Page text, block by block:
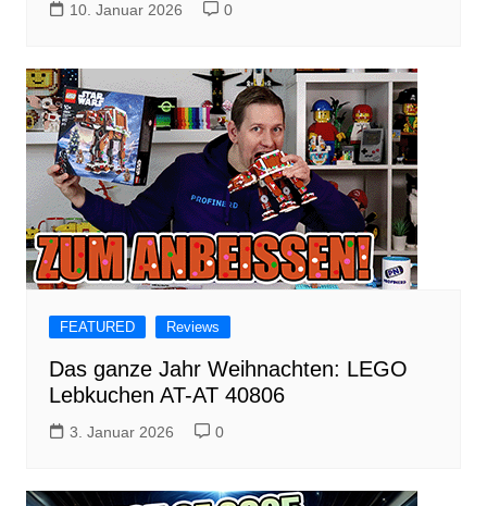
10. Januar 2026 0
FEATURED Reviews
Das ganze Jahr Weihnachten: LEGO
Lebkuchen AT-AT 40806
3. Januar 2026 0